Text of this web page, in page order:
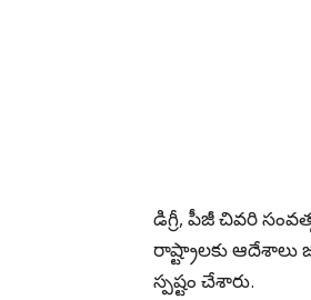
డిగ్రీ, పీజీ చివరి
రాష్ట్రాలకు
స్పష్టం చేశారు.